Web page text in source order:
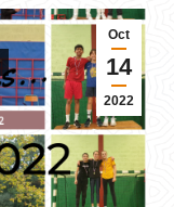
Oct
14
2022